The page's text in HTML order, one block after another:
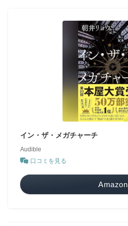
イン・ザ・メガチャーチ
Audible
口コミを見る
Amazon